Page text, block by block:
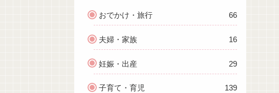
おでかけ・旅行 66
夫婦・家族 16
妊娠・出産 29
子育て・育児 139